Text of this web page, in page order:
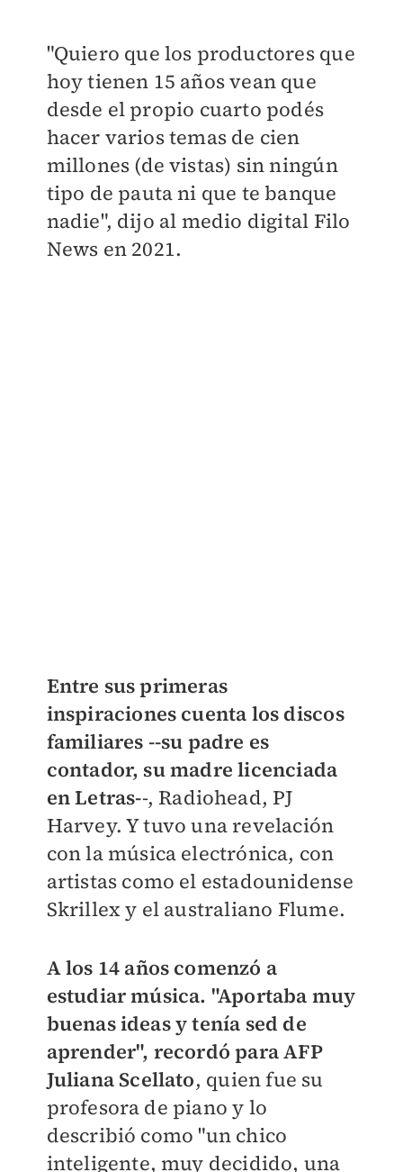
"Quiero que los productores que
hoy tienen 15 años vean que
desde el propio cuarto podés
hacer varios temas de cien
millones (de vistas) sin ningún
tipo de pauta ni que te banque
nadie", dijo al medio digital Filo
News en 2021.
Entre sus primeras
inspiraciones cuenta los discos
familiares --su padre es
contador, su madre licenciada
en Letras--, Radiohead, PJ
Harvey. Y tuvo una revelación
con la música electrónica, con
artistas como el estadounidense
Skrillex y el australiano Flume.
A los 14 años comenzó a
estudiar música. "Aportaba muy
buenas ideas y tenía sed de
aprender", recordó para AFP
Juliana Scellato, quien fue su
profesora de piano y lo
describió como "un chico
inteligente, muy decidido, una